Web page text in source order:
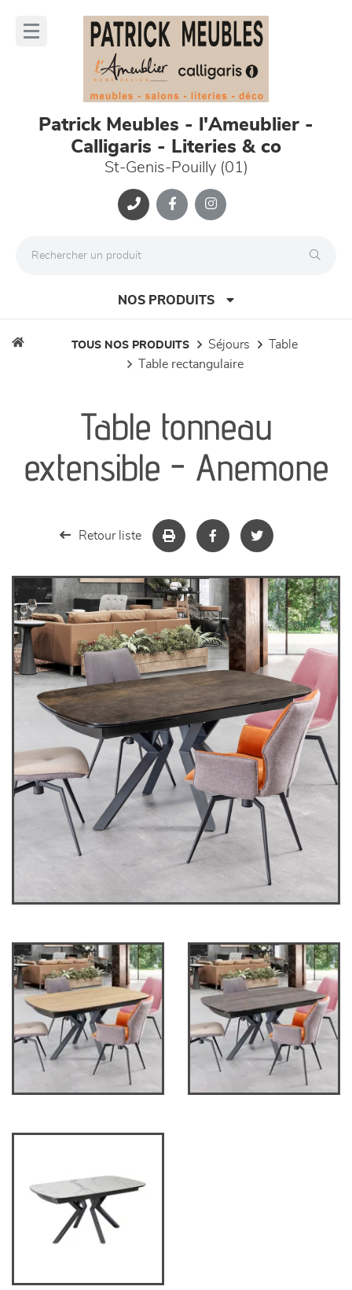
Patrick Meubles - l'Ameublier -
Calligaris - Literies & co
St-Genis-Pouilly (01)
NOS PRODUITS
meubles de complément
décoration
TOUS NOS PRODUITS séjours
table
table rectangulaire
Table tonneau
extensible - Anemone
Retour liste